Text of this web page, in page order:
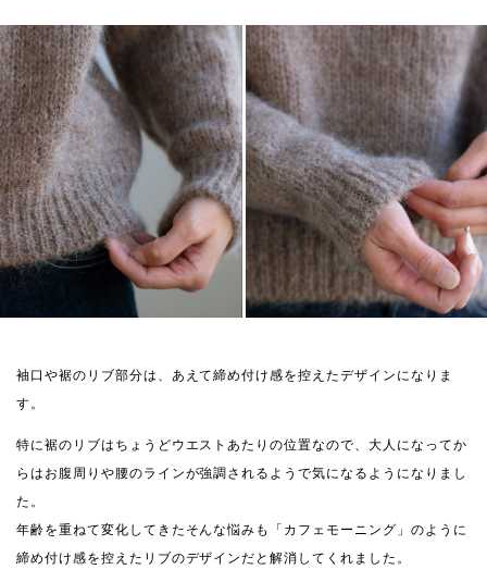
袖口や裾のリブ部分は、あえて締め付け感を控えたデザインになりま
す。
特に裾のリブはちょうどウエストあたりの位置なので、大人になってか
らはお腹周りや腰のラインが強調されるようで気になるようになりまし
た。
年齢を重ねて変化してきたそんな悩みも「カフェモーニング」のように
締め付け感を控えたリブのデザインだと解消してくれました。